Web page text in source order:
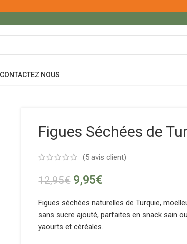
CONTACTEZ NOUS
Figues Séchées de
(5 avis client)
12,95€ 9,95€
Figues séchées naturelles de Turquie,
sans sucre ajouté, parfaites en snack sain
yaourts et céréales.